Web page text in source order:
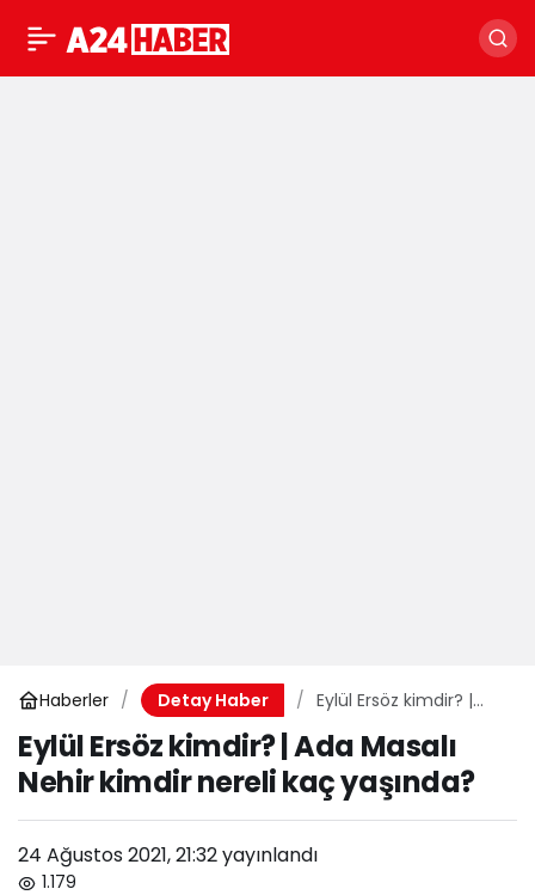
Haberler Detay Haber
Eylül Ersöz kimdir? |
kimdir nereli kaç
yaşında?
Eylül Ersöz kimdir? | Ada Masalı
Nehir kimdir nereli kaç yaşında?
24 Ağustos 2021, 21:32yayınlandı
1.179